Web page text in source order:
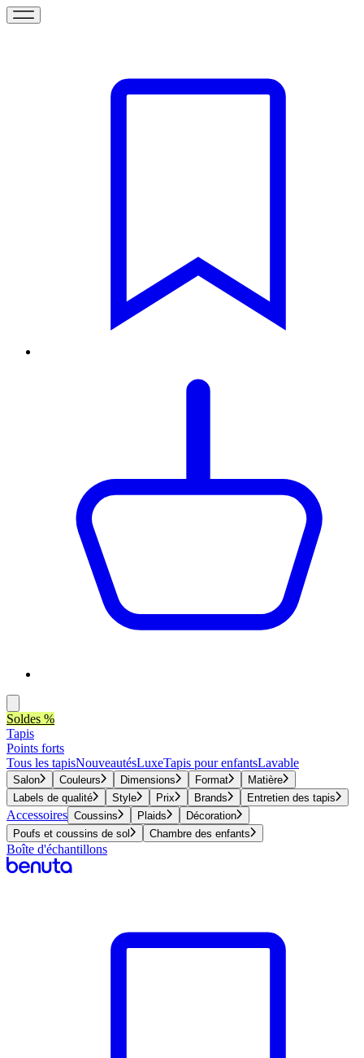
Soldes %
Tapis
Points forts
Tous les tapisNouveautésLuxeTapis pour enfantsLavable
Salon Couleurs Dimensions Format
Matière
Labels de qualité
Style Prix Brands Entretien des tapis
Accessoires Coussins Plaids
Décoration
Poufs et coussins de sol
Chambre des enfants
Boîte d'échantillons